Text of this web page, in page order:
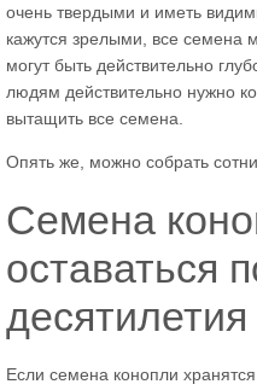
очень твердыми и иметь
кажутся зрелыми, все семена
могут быть действительно
людям действительно нужно
вытащить все семена.
Опять же, можно собрать
Семена
оставаться
десятилетия
Если семена конопли